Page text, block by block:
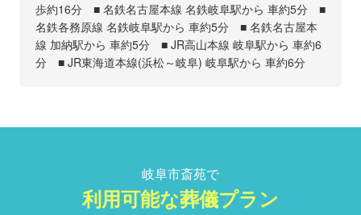
歩約16分 ■ 名鉄名古屋本線 名鉄岐阜駅から 車約5分 ■
名鉄各務原線 名鉄岐阜駅から 車約5分 ■ 名鉄名古屋本
線 加納駅から 車約5分 ■ JR高山本線 岐阜駅から 車約6
分 ■ JR東海道本線(浜松～岐阜) 岐阜駅から 車約6分
岐阜市斎苑で
利用可能な葬儀プラン